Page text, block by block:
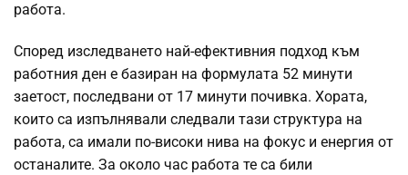
работа.
Според изследването най-ефективния подход към
работния ден е базиран на формулата 52 минути
заетост, последвани от 17 минути почивка. Хората,
които са изпълнявали следвали тази структура на
работа, са имали по-високи нива на фокус и енергия от
останалите. За около час работа те са били